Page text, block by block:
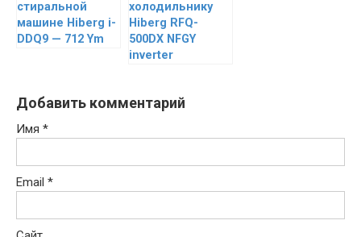
стиральной
машине Hiberg i-
DDQ9 — 712 Ym
холодильнику
Hiberg RFQ-
500DX NFGY
inverter
Добавить комментарий
Имя *
Email *